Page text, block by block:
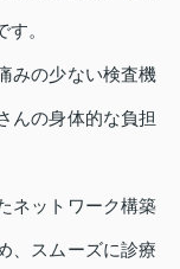
。
みの少ない検査機
んの身体的な負担
ネットワーク構築
、スムーズに診療